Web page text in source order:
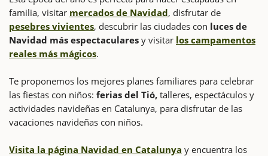
familia, visitar mercados de Navidad, disfrutar de
pesebres vivientes, descubrir las ciudades con luces de
Navidad más espectaculares y visitar los campamentos
reales más mágicos.
Te proponemos los mejores planes familiares para celebrar
las fiestas con niños: ferias del Tió, talleres, espectáculos y
actividades navideñas en Catalunya, para disfrutar de las
vacaciones navideñas con niños.
Visita la página Navidad en Catalunya y encuentra los